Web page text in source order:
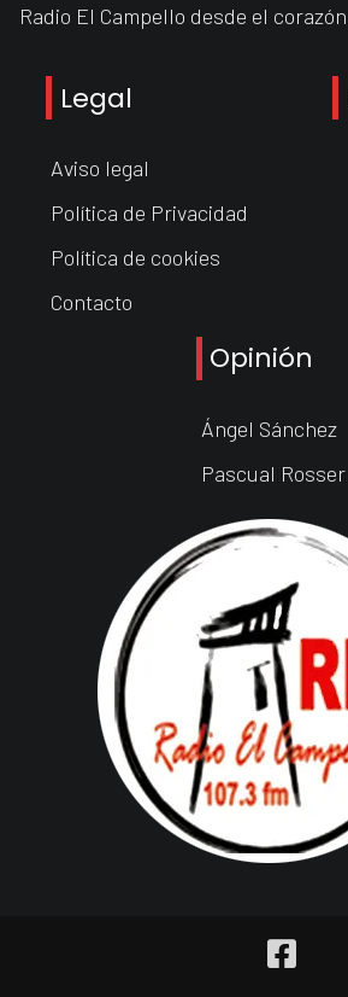
Radio El Campello desde el
Legal
Aviso legal
Política de Privacidad
Política de cookies
Contacto
Opinión
Ángel Sánchez
Pascual Rosser